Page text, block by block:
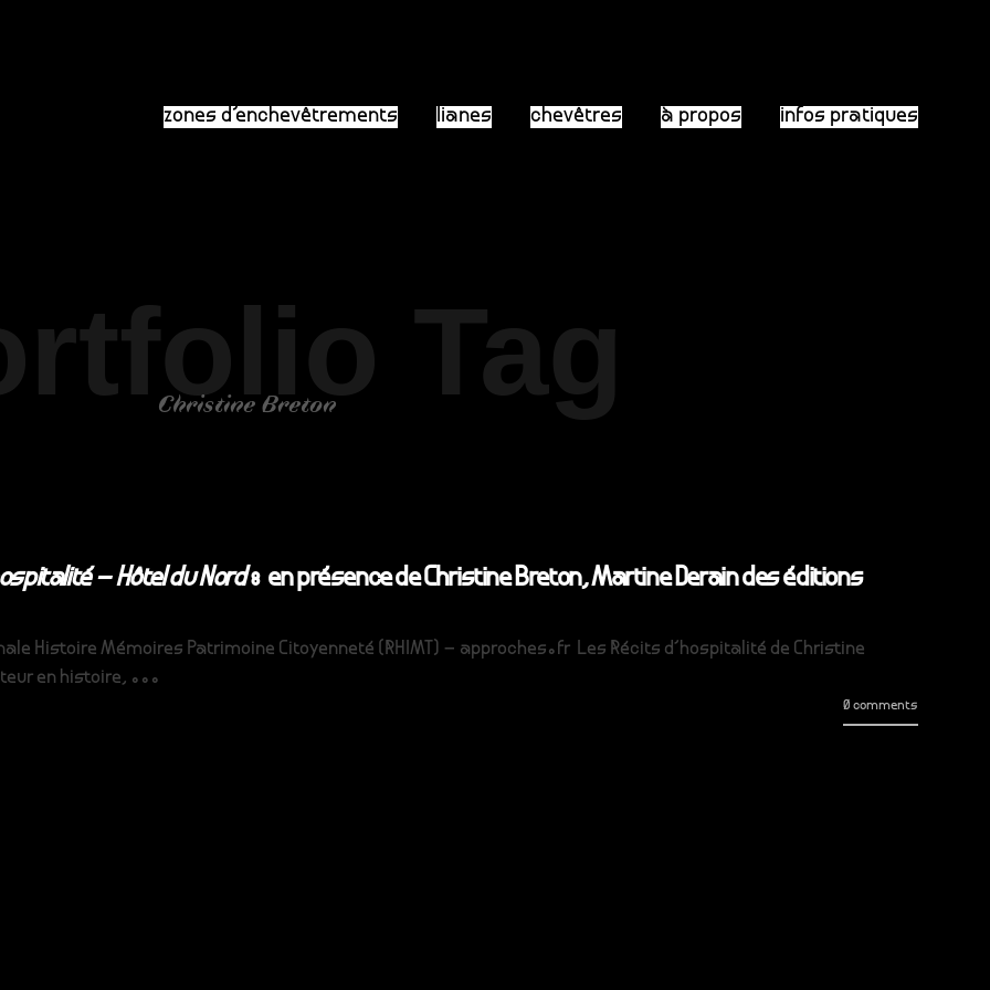
zones d’enchevêtrements lianes chevêtres à propos infos pratiques
Tag
Christine Breton
– Hôtel du Nord: en présence de Christine Breton, Martine Derain des éditions
Histoire Mémoires Patrimoine Citoyenneté (RHIMT) – approches.fr Les Récits d'hospitalité de Christine
en histoire, ...
0 comments